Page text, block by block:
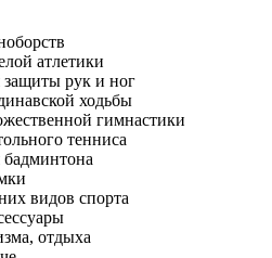
атлетики
защиты рук и ног
ходьбы
гимнастики
тенниса
бадминтона
видов спорта
отдыха